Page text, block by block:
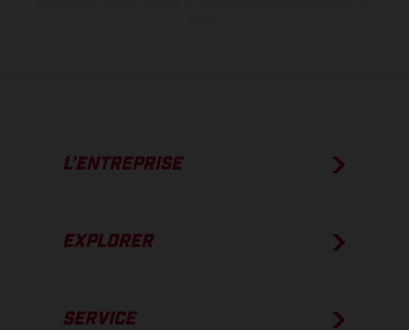
L’ENTREPRISE
EXPLORER
SERVICE